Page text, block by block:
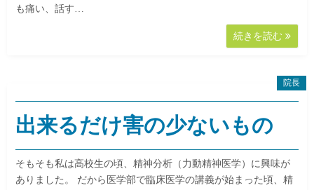
も痛い、話す…
続きを読む
出来るだけ害の少ないもの
そもそも私は高校生の頃、精神分析（力動精神医学）に興味が
ありました。 だから医学部で臨床医学の講義が始まった頃、精
院長